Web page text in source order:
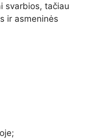
svarbios, tačiau
ir asmeninės